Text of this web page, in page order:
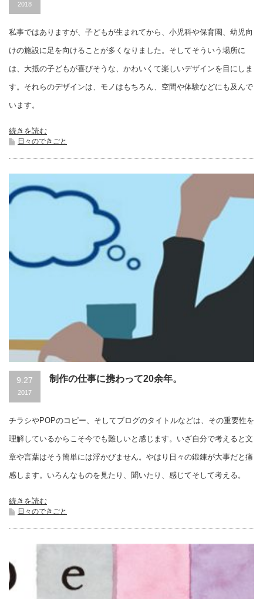
2018
私事ではありますが、子どもが生まれてから、小児科や保育園、幼児向
けの施設に足を向けることが多くなりました。そしてそういう場所に
は、大抵の子どもが喜びそうな、かわいくて楽しいデザインを目にしま
す。それらのデザインは、モノはもちろん、空間や体験などにも及んで
います。
続きを読む
日々のできごと
9.27
2017
制作の仕事に携わって20余年。
チラシやPOPのコピー、そしてブログのタイトルなどは、その重要性を
理解しているからこそ今でも難しいと感じます。いざ自分で考えると文
章や言葉はそう簡単には浮かびません。やはり日々の鍛錬が大事だと痛
感します。いろんなものを見たり、聞いたり、感じてそして考える。
続きを読む
日々のできごと